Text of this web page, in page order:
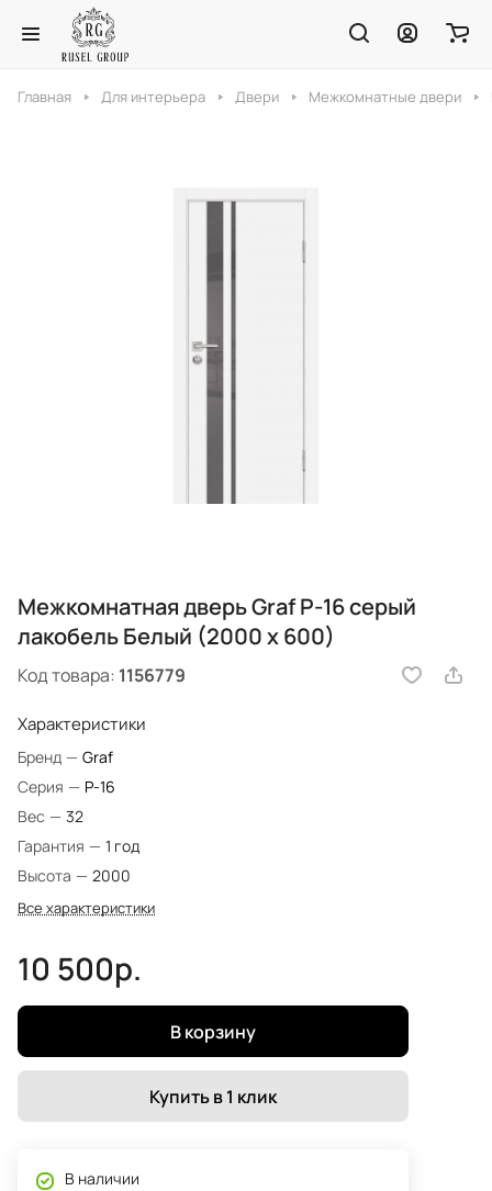
Главная Для интерьера Двери Межкомнатные двери
Межкомнатная дверь Graf P-16 серый
лакобель Белый (2000 х 600)
Код товара: 1156779
Характеристики
Бренд — Graf
Серия — P-16
Вес — 32
Гарантия — 1 год
Высота — 2000
Все характеристики
10 500р.
В корзину
Купить в 1 клик
В наличии